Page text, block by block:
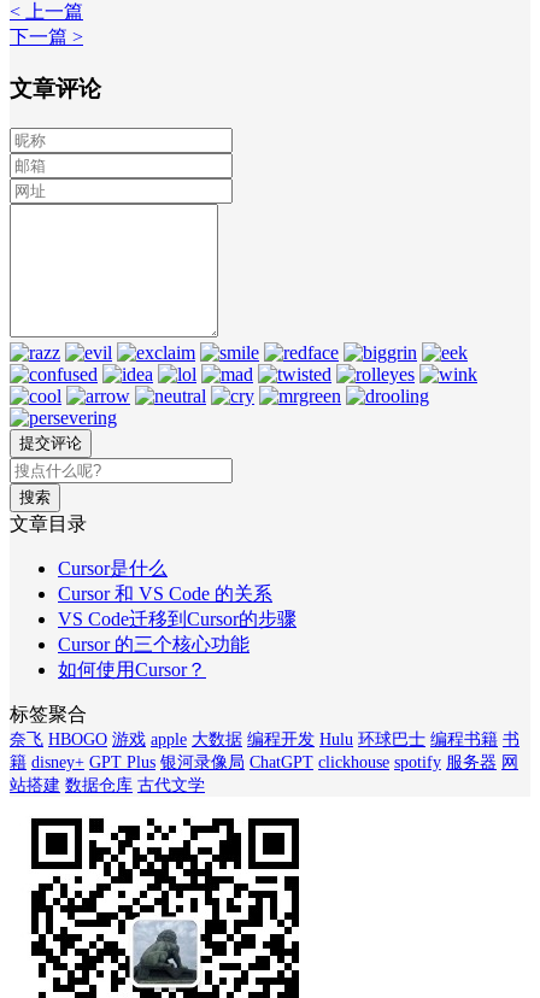
< 上一篇
下一篇 >
文章评论
搜索
文章目录
Cursor是什么
Cursor 和 VS Code 的关系
VS Code迁移到Cursor的步骤
Cursor 的三个核心功能
如何使用Cursor？
标签聚合
奈飞 HBOGO 游戏 apple 大数据 编程开发 Hulu 环球巴士 编程书籍 书
籍 disney+ GPT Plus 银河录像局 ChatGPT clickhouse spotify 服务器 网
站搭建 数据仓库 古代文学